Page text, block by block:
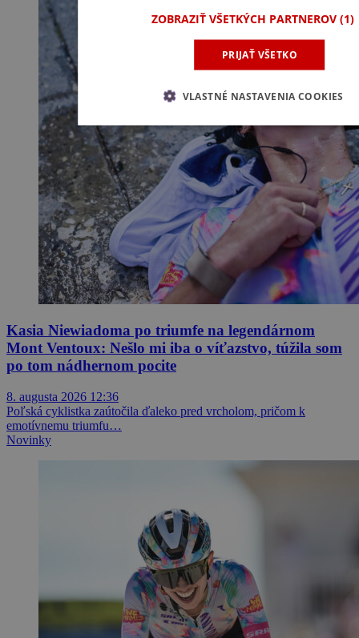
Kasia Niewiadoma po triumfe na legendárnom
Mont Ventoux: Nešlo mi iba o víťazstvo, túžila som
po tom nádhernom pocite
8. augusta 2026 12:36
Poľská cyklistka zaútočila ďaleko pred vrcholom, pričom k
emotívnemu triumfu…
Novinky
ZOBRAZIŤ VŠETKÝCH PARTNEROV
PRIJAŤ VŠETKO
VLASTNÉ NASTAVENIA COOKIES